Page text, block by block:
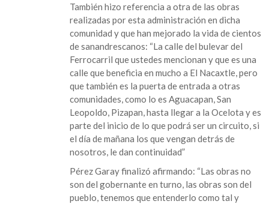
También hizo referencia a otra de las obras
realizadas por esta administración en dicha
comunidad y que han mejorado la vida de cientos
de sanandrescanos: “La calle del bulevar del
Ferrocarril que ustedes mencionan y que es una
calle que beneficia en mucho a El Nacaxtle, pero
que también es la puerta de entrada a otras
comunidades, como lo es Aguacapan, San
Leopoldo, Pizapan, hasta llegar a la Ocelota y es
parte del inicio de lo que podrá ser un circuito, si
el día de mañana los que vengan detrás de
nosotros, le dan continuidad”
Pérez Garay finalizó afirmando: “Las obras no
son del gobernante en turno, las obras son del
pueblo, tenemos que entenderlo como tal y